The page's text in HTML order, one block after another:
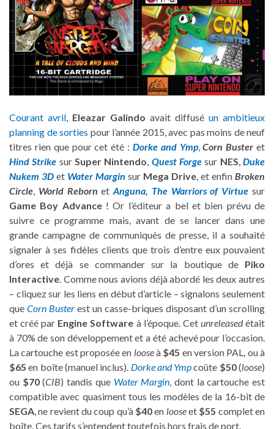
Courant avril, Eleazar Galindo avait diffusé un ambitieux
planning de sorties pour l’année 2015, avec pas moins de neuf
titres rien que pour cet été : Dorke and Ymp,Corn Buster et
Hind Strike surSuper Nintendo, Quest Forge sur NES,Duke
Nukem 3D et Water Margin sur Mega Drive, et enfin Broken
Circle, World Reborn etAnguna, The Warriors of Virtue sur
Game Boy Advance! Or l’éditeur a bel et bien prévu de
suivre ce programme mais, avant de se lancer dans une
grande campagne de communiqués de presse, il a souhaité
signaler à ses fidèles clients que trois d’entre eux pouvaient
d’ores et déjà se commander sur la boutique de Piko
Interactive. Comme nous avions déjà abordé les deux autres
– cliquez sur les liens en début d’article – signalons seulement
que Corn Buster est un casse-briques disposant d’un scrolling
et créé par Engine Software à l’époque. Cet unreleasedétait
à 70% de son développement et a été achevé pour l’occasion.
La cartouche est proposée en looseà $45 en version PAL, ou à
$65 en boîte (manuel inclus). Dorke and Ympcoûte $50(loose)
ou $70(CIB) tandis que Water Margin, dont la cartouche est
compatible avec quasiment tous les modèles de la 16-bit de
SEGA, ne revient du coup qu’à $40en looseet $55 complet en
boîte. Ces tarifs s’entendent toutefois hors frais de port.